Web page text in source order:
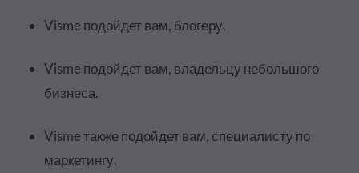
Visme подойдет вам, блогеру.
Visme подойдет вам, владельцу небольшого
бизнеса.
Visme также подойдет вам, специалисту по
маркетингу.